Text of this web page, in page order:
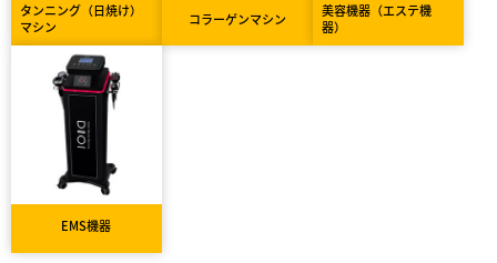
タンニング（日焼け）
マシン
コラーゲンマシン
美容機器（エステ機
器）
EMS機器